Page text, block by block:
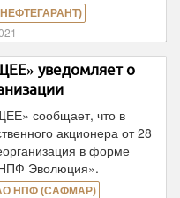
уведомляет о
сообщает, что в
акционера от 28
в форме
Эволюция».
НПФ (САФМАР)